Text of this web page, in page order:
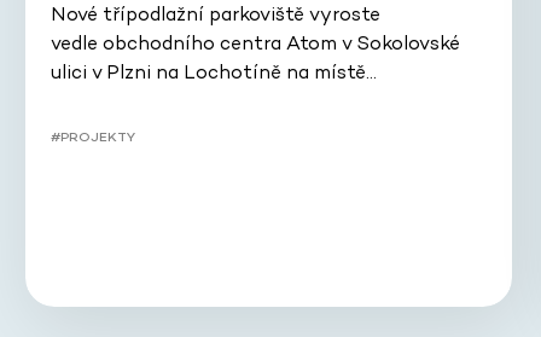
Nové třípodlažní parkoviště vyroste
vedle obchodního centra Atom v Sokolovské
ulici v Plzni na Lochotíně na místě…
#PROJEKTY